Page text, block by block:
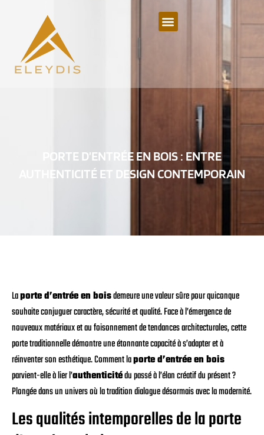
PORTE D’ENTRÉE EN BOIS : ENTRE
AUTHENTICITÉ ET DESIGN CONTEMPORAIN
Laporte d’entrée en boisdemeure une valeur sûre pour quiconque
souhaite conjuguer caractère, sécurité et qualité. Face à l’émergence de
nouveaux matériaux et au foisonnement de tendances architecturales, cette
porte traditionnelle démontre une étonnante capacité à s’adapter et à
réinventer son esthétique. Comment laporte d’entrée en bois
parvient-elle à lier l’authenticitédu passé à l’élan créatif du présent ?
Plongée dans un univers où la tradition dialogue désormais avec la modernité.
Les qualités intemporelles de la porte